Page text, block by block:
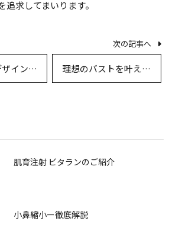
追求してまいります。
インす
形の術
次の記事へ
理想のバストを叶える
豊胸手術徹底解説：イ
肌育注射 ビタランのご紹介
小鼻縮小ー徹底解説